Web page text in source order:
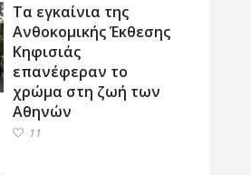
Τα εγκαίνια της
Ανθοκομικής Έκθεσης
Κηφισιάς
επανέφεραν το
χρώμα στη ζωή των
Αθηνών
11